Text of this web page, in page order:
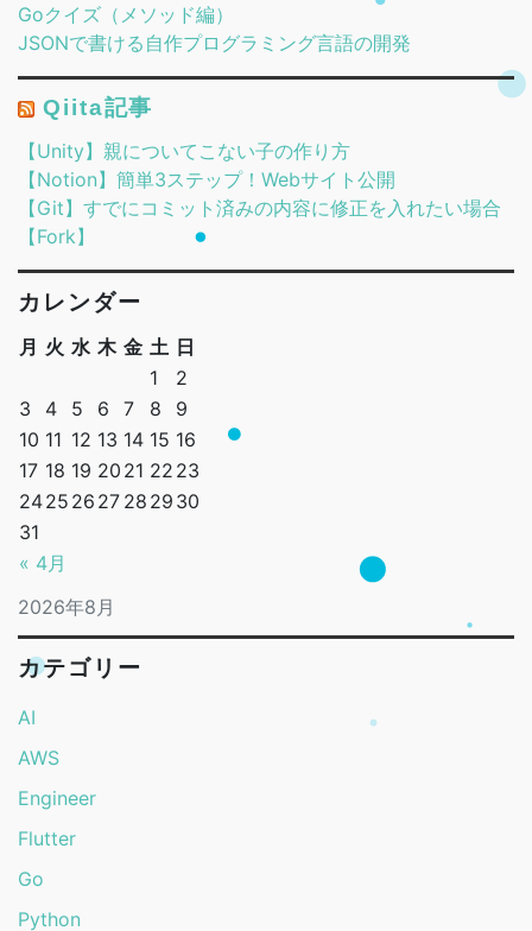
Goクイズ（メソッド編）
JSONで書ける自作プログラミング言語の開発
Qiita記事
【Unity】親についてこない子の作り方
【Notion】簡単3ステップ！Webサイト公開
【Git】すでにコミット済みの内容に修正を入れたい場合
【Fork】
カレンダー
2026年8月
月 火 水 木 金 土 日
« 4月
1
2
3
4 5 6 7 8
9
10 11 12 13 14 15 16
17 18 19 20 21 22 23
2425 26 27 28 29 30
31
カテゴリー
AI
AWS
Engineer
Flutter
Go
Python